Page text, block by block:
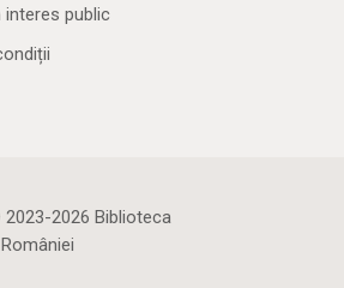
public
2026 Biblioteca